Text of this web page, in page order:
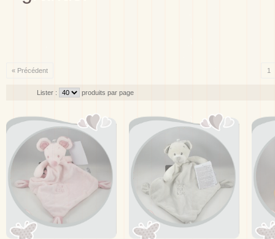
« Précédent 1
Lister : produits par page